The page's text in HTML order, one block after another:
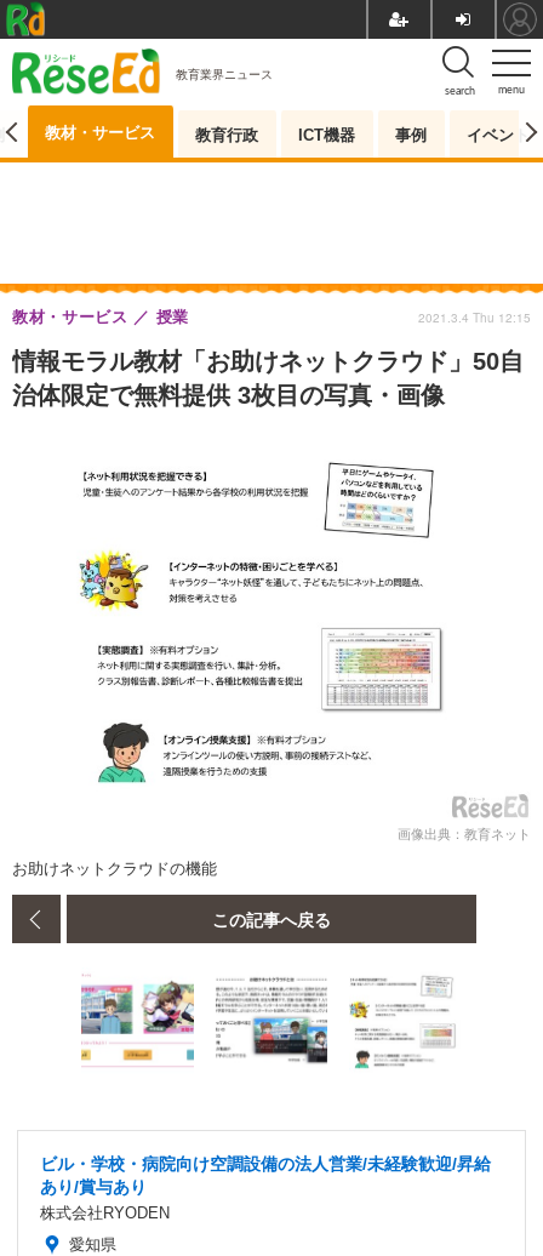
menu
search
教育業界ニュース
教材・サービス 教育行政 ICT機器 事例 イベント
情報モラル教材「お助けネットクラウド」50自
治体限定で無料提供 3枚目の写真・画像
教材・サービス 授業 2021.3.4 Thu 12:15
画像出典：教育ネット
お助けネットクラウドの機能
この記事へ戻る
ビル・学校・病院向け空調設備の法人営業/未経験歓迎/昇給
あり/賞与あり
株式会社RYODEN
愛知県